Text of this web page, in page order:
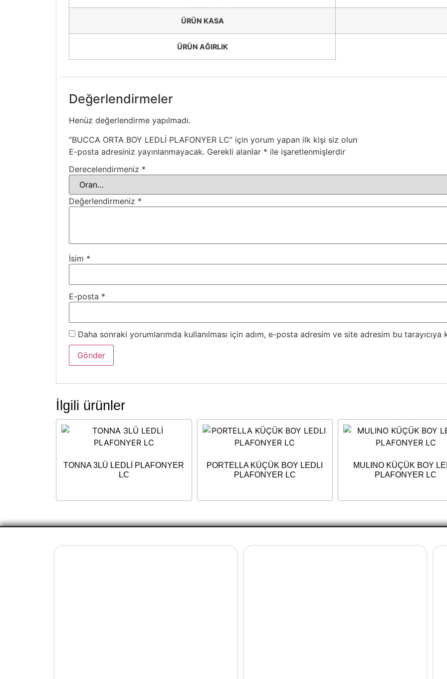
ÜRÜN KASA
ÜRÜN AĞIRLIK
Değerlendirmeler
Henüz değerlendirme yapılmadı.
“BUCCA ORTA BOY LEDLİ PLAFONYER LC” için yorum yapan ilk kişi siz olun
E-posta adresiniz yayınlanmayacak. Gerekli alanlar * ile işaretlenmişlerdir
Derecelendirmeniz *
Değerlendirmeniz *
İsim *
E-posta *
Daha sonraki yorumlarımda kullanılması için adım, e-posta adresim ve site adresim bu tarayıcıya
İlgili ürünler
TONNA 3LÜ LEDLİ PLAFONYER
LC
PORTELLA KÜÇÜK BOY LEDLI
PLAFONYER LC
MULINO KÜÇÜK BOY
PLAFONYER LC